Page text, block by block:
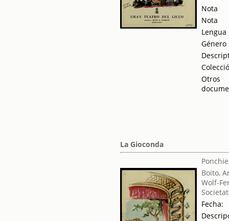
Nota
Nota
Lengua
Género
Otros
La Gioconda
Boito,
Wolf-
Fecha: